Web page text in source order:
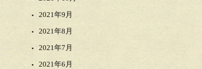
2021年9月
2021年8月
2021年7月
2021年6月